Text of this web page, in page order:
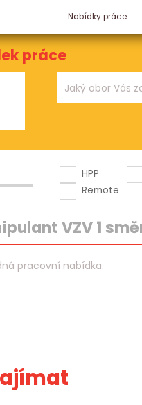
Nabídky práce
práce
HPP
Remote
VZV 1
pracovní nabídka.